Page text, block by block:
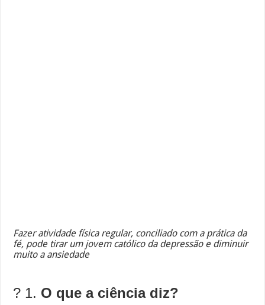
Fazer atividade física regular, conciliado com a prática da
fé, pode tirar um jovem católico da depressão e diminuir
muito a ansiedade
? 1. O que a ciência diz?